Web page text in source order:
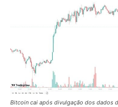
Bitcoin cai após divulgação dos dados